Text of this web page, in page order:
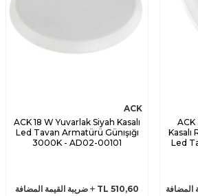
ACK
Kasalı
Led
المضافة
ACK
ACK 18 W Yuvarlak Siyah Kasalı
Led Tavan Armatürü Günışığı
3000K - AD02-00101
510,60 ضريبة القيمة المضافة